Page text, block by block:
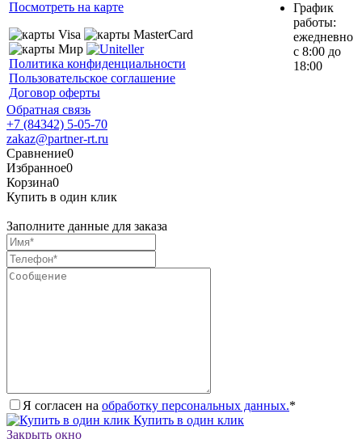
Посмотреть на карте
Политика конфиденциальности
Пользовательское соглашение
Договор оферты
График
работы:
ежедневно
с 8:00 до
18:00
Обратная связь
+7 (84342) 5-05-70
zakaz@partner-rt.ru
Сравнение0
Избранное0
Корзина0
Купить в один клик
Заполните данные для заказа
Я согласен на обработку персональных данных.*
Купить в один клик
Закрыть окно